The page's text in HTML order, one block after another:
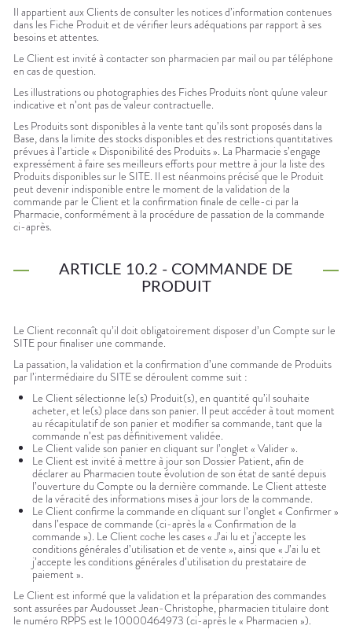
Il appartient aux Clients de consulter les notices d’information contenues
dans les Fiche Produit et de vérifier leurs adéquations par rapport à ses
besoins et attentes.
Le Client est invité à contacter son pharmacien par mail ou par téléphone
en cas de question.
Les illustrations ou photographies des Fiches Produits n'ont qu'une valeur
indicative et n’ont pas de valeur contractuelle.
Les Produits sont disponibles à la vente tant qu’ils sont proposés dans la
Base, dans la limite des stocks disponibles et des restrictions quantitatives
prévues à l’article « Disponibilité des Produits ». La Pharmacie s’engage
expressément à faire ses meilleurs efforts pour mettre à jour la liste des
Produits disponibles sur le SITE. Il est néanmoins précisé que le Produit
peut devenir indisponible entre le moment de la validation de la
commande par le Client et la confirmation finale de celle-ci par la
Pharmacie, conformément à la procédure de passation de la commande
ci-après.
ARTICLE 10.2 - COMMANDE DE
PRODUIT
Le Client reconnaît qu’il doit obligatoirement disposer d’un Compte sur le
SITE pour finaliser une commande.
La passation, la validation et la confirmation d’une commande de Produits
par l’intermédiaire du SITE se déroulent comme suit :
Le Client sélectionne le(s) Produit(s), en quantité qu’il souhaite
acheter, et le(s) place dans son panier. Il peut accéder à tout moment
au récapitulatif de son panier et modifier sa commande, tant que la
commande n’est pas définitivement validée.
Le Client valide son panier en cliquant sur l’onglet « Valider ».
Le Client est invité à mettre à jour son Dossier Patient, afin de
déclarer au Pharmacien toute évolution de son état de santé depuis
l’ouverture du Compte ou la dernière commande. Le Client atteste
de la véracité des informations mises à jour lors de la commande.
Le Client confirme la commande en cliquant sur l’onglet « Confirmer »
dans l’espace de commande (ci-après la « Confirmation de la
commande »). Le Client coche les cases « J’ai lu et j’accepte les
conditions générales d’utilisation et de vente », ainsi que « J’ai lu et
j’accepte les conditions générales d’utilisation du prestataire de
paiement ».
Le Client est informé que la validation et la préparation des commandes
sont assurées par Audousset Jean-Christophe, pharmacien titulaire dont
le numéro RPPS est le 10000464973 (ci-après le « Pharmacien »).